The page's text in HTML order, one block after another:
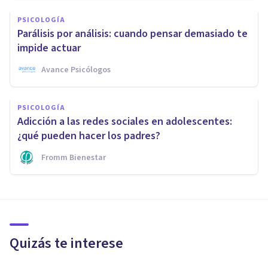
PSICOLOGÍA
Parálisis por análisis: cuando pensar demasiado te
impide actuar
Avance Psicólogos
PSICOLOGÍA
Adicción a las redes sociales en adolescentes:
¿qué pueden hacer los padres?
Fromm Bienestar
Quizás te interese